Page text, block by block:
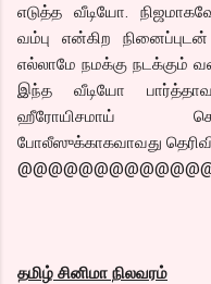
எடுத்த வீடியோ.
வம்பு என்கிற
எல்லாமே நமக்கு நடக்கும்
இந்த வீடியோ
ஹீரோயிசமாய்
போலீஸுக்காகவாவது
தமிழ் சினிமா நிலவரம்